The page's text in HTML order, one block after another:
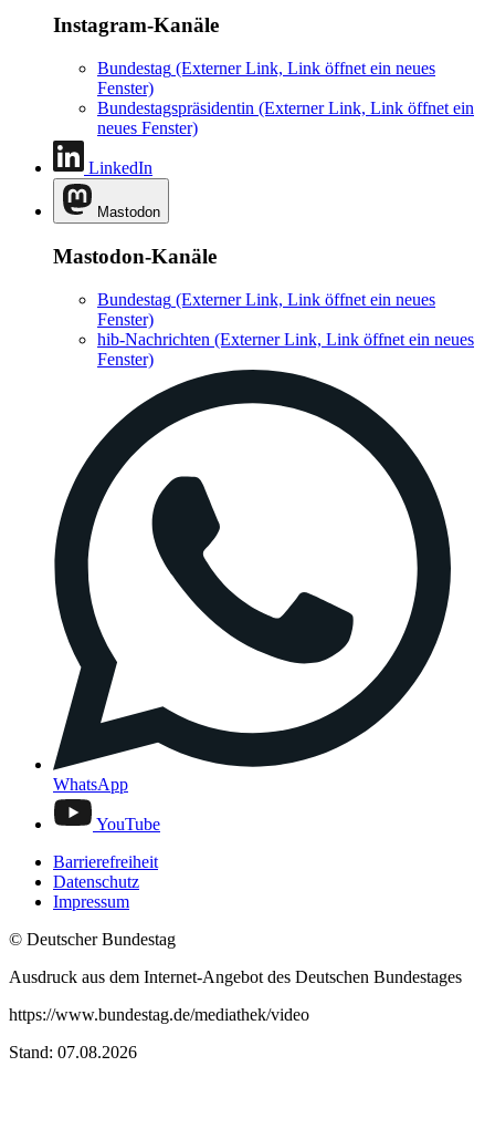
Instagram-Kanäle
Bundestag (Externer Link, Link öffnet ein neues
Fenster)
Bundestagspräsidentin (Externer Link, Link öffnet ein
neues Fenster)
LinkedIn
Mastodon
Mastodon-Kanäle
Bundestag (Externer Link, Link öffnet ein neues
Fenster)
hib-Nachrichten (Externer Link, Link öffnet ein neues
Fenster)
WhatsApp
YouTube
Barrierefreiheit
Datenschutz
Impressum
© Deutscher Bundestag
Ausdruck aus dem Internet-Angebot des Deutschen Bundestages
https://www.bundestag.de/mediathek/video
Stand: 07.08.2026